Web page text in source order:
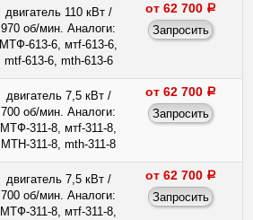
двигатель 110 кВт /
970 об/мин. Аналоги:
МТФ-613-6, мтf-613-6,
mtf-613-6, mth-613-6
от 62 700 a
двигатель 7,5 кВт /
700 об/мин. Аналоги:
МТФ-311-8, мтf-311-8,
МТН-311-8, mth-311-8
от 62 700 a
двигатель 7,5 кВт /
700 об/мин. Аналоги:
МТФ-311-8, мтf-311-8,
от 62 700 a